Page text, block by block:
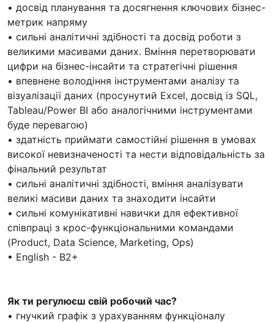
• досвід планування та досягнення ключових бізнес-
метрик напряму
• сильні аналітичні здібності та досвід роботи з
великими масивами даних. Вміння перетворювати
цифри на бізнес-інсайти та стратегічні рішення
• впевнене володіння інструментами аналізу та
візуалізації даних (просунутий Excel, досвід із SQL,
Tableau/Power BI або аналогічними інструментами
буде перевагою)
• здатність приймати самостійні рішення в умовах
високої невизначеності та нести відповідальність за
фінальний результат
• сильні аналітичні здібності, вміння аналізувати
великі масиви даних та знаходити інсайти
• сильні комунікативні навички для ефективної
співпраці з крос-функціональними командами
(Product, Data Science, Marketing, Ops)
• English - B2+
Як ти регулюєш свій робочий час?
• гнучкий графік з урахуванням функціоналу